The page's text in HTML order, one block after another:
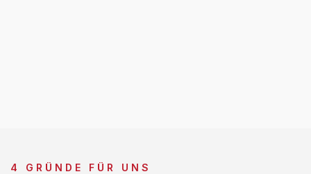
4 GRÜNDE FÜR UNS